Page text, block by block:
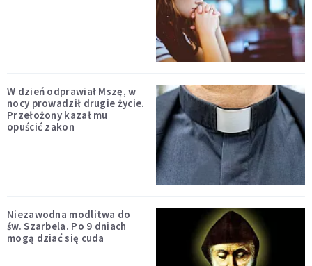
W dzień odprawiał Mszę, w
nocy prowadził drugie życie.
Przełożony kazał mu
opuścić zakon
Niezawodna modlitwa do
św. Szarbela. Po 9 dniach
mogą dziać się cuda